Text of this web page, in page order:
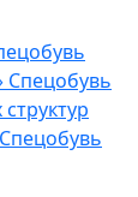
Спецобувь
Спецобувь